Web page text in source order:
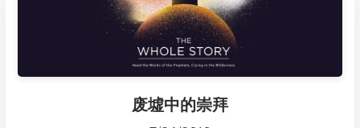
废墟中的崇拜